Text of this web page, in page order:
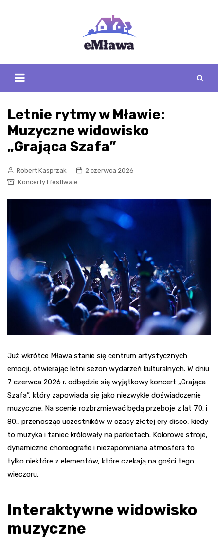
Letnie rytmy w Mławie:
Muzyczne widowisko
„Grająca Szafa”
Robert Kasprzak
2 czerwca 2026
Koncerty i festiwale
Już wkrótce Mława stanie się centrum artystycznych
emocji, otwierając letni sezon wydarzeń kulturalnych. W dniu
7 czerwca 2026 r. odbędzie się wyjątkowy koncert „Grająca
Szafa”, który zapowiada się jako niezwykłe doświadczenie
muzyczne. Na scenie rozbrzmiewać będą przeboje z lat 70. i
80., przenosząc uczestników w czasy złotej ery disco, kiedy
to muzyka i taniec królowały na parkietach. Kolorowe stroje,
dynamiczne choreografie i niezapomniana atmosfera to
tylko niektóre z elementów, które czekają na gości tego
wieczoru.
Interaktywne widowisko
muzyczne